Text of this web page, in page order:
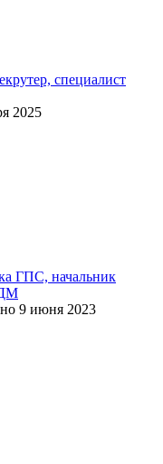
специалист
2025
ГПС, начальник
9 июня 2023